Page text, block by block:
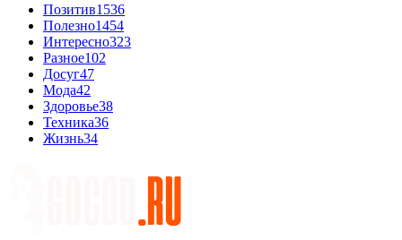
Позитив1536
Полезно1454
Интересно323
Разное102
Досуг47
Мода42
Здоровье38
Техника36
Жизнь34